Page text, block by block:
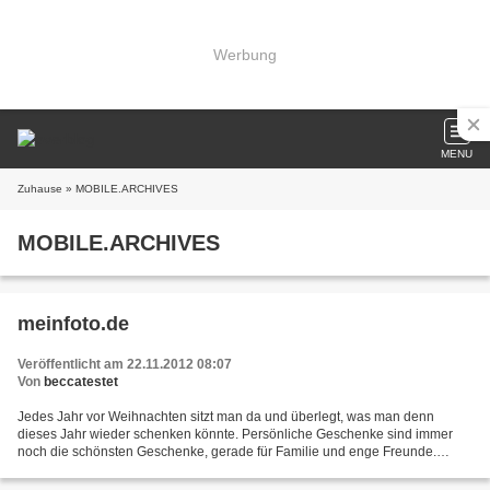
Werbung
MENU
Zuhause » MOBILE.ARCHIVES
MOBILE.ARCHIVES
meinfoto.de
Veröffentlicht am 22.11.2012 08:07
Von beccatestet
Jedes Jahr vor Weihnachten sitzt man da und überlegt, was man denn
dieses Jahr wieder schenken könnte. Persönliche Geschenke sind immer
noch die schönsten Geschenke, gerade für Familie und enge Freunde.